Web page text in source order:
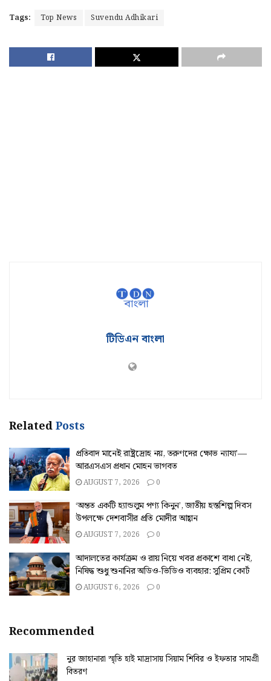
Tags: Top News Suvendu Adhikari
টিডিএন বাংলা
RelatedPosts
প্রতিবাদ মানেই রাষ্ট্রদ্রোহ নয়, তরুণদের ক্ষোভ ন্যায্য’—
আরএসএস প্রধান মোহন ভাগবত
AUGUST 7, 2026 0
‘অন্তত একটি হ্যান্ডলুম পণ্য কিনুন’, জাতীয় হস্তশিল্প দিবস
উপলক্ষে দেশবাসীর প্রতি মোদীর আহ্বান
AUGUST 7, 2026 0
আদালতের কার্যক্রম ও রায় নিয়ে খবর প্রকাশে বাধা নেই,
নিষিদ্ধ শুধু শুনানির অডিও-ভিডিও ব্যবহার: সুপ্রিম কোর্ট
AUGUST 6, 2026 0
Recommended
নুর জাহানারা স্মৃতি হাই মাদ্রাসায় সিয়াম শিবির ও ইফতার সামগ্রী
বিতরণ